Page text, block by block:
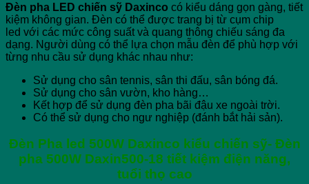
Đèn pha LED chiến sỹ Daxinco có kiểu dáng gọn gàng, tiết
kiệm không gian. Đèn có thể được trang bị từ cụm chip
led với các mức công suất và quang thông chiếu sáng đa
dạng. Người dùng có thể lựa chọn mẫu đèn để phù hợp với
từng nhu cầu sử dụng khác nhau như:
Sử dụng cho sân tennis, sân thi đấu, sân bóng đá.
Sử dụng cho sân vườn, kho hàng…
Kết hợp để sử dụng đèn pha bãi đậu xe ngoài trời.
Có thể sử dụng cho ngư nghiệp (đánh bắt hải sản).
Đèn Pha led 500W Daxinco kiểu chiến sỹ- Đèn
pha 500W Daxin500-18 tiết kiệm điện năng,
tuổi thọ cao